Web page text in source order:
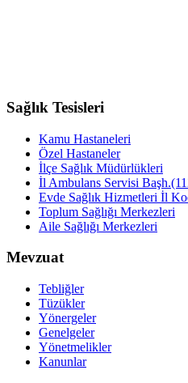
Sağlık Tesisleri
Kamu Hastaneleri
Özel Hastaneler
İlçe Sağlık Müdürlükleri
İl Ambulans Servisi
Evde Sağlık Hizmetleri İl
Toplum Sağlığı Merkezleri
Aile Sağlığı Merkezleri
Mevzuat
Tebliğler
Tüzükler
Yönergeler
Genelgeler
Yönetmelikler
Kanunlar